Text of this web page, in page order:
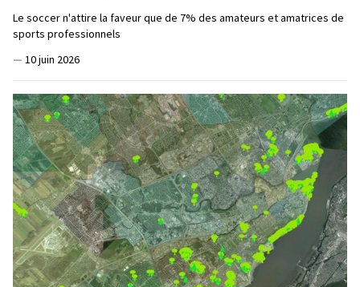
Le soccer n'attire la faveur que de 7% des amateurs et amatrices de
sports professionnels
— 10 juin 2026